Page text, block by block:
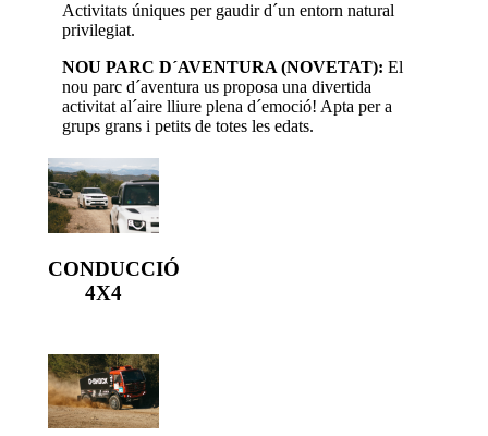
Activitats úniques per gaudir d´un entorn natural
privilegiat.
NOU PARC D´AVENTURA (NOVETAT): El
nou parc d´aventura us proposa una divertida
activitat al´aire lliure plena d´emoció! Apta per a
grups grans i petits de totes les edats.
CONDUCCIÓ
4X4